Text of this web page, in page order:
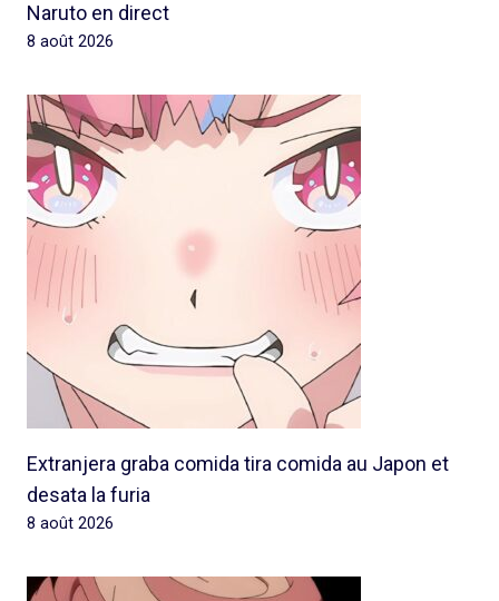
Naruto en direct
8 août 2026
Extranjera graba comida tira comida au Japon et
desata la furia
8 août 2026